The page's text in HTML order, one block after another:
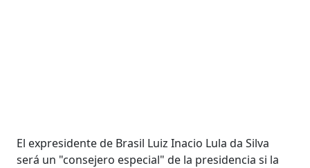
El expresidente de Brasil Luiz Inacio Lula da Silva
será un "consejero especial" de la presidencia si la